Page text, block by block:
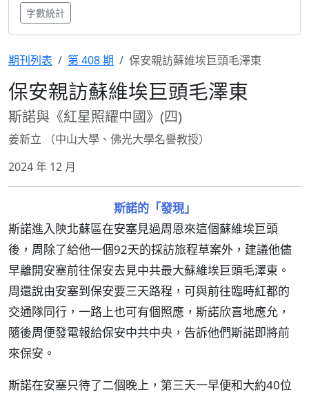
字數統計
期刊列表 第 408 期 保安親訪蘇維埃巨頭毛澤東
保安親訪蘇維埃巨頭毛澤東
斯諾與《紅星照耀中國》(四)
姜新立 （中山大學、佛光大學名譽教授）
2024 年 12 月
斯諾的「發現」
斯諾進入陝北蘇區在安塞見過周恩來這個蘇維埃巨頭
後，周除了給他一個92天的採訪旅程草案外，建議他儘
早離開安塞前往保安去見中共最大蘇維埃巨頭毛澤東。
周還說由安塞到保安要三天路程，可與前往臨時紅都的
交通隊同行，一路上也可有個照應，斯諾欣喜地應允，
隨後周便發電報給保安中共中央，告訴他們斯諾即將前
來保安。
斯諾在安塞只待了二個晚上，第三天一早便和大約40位